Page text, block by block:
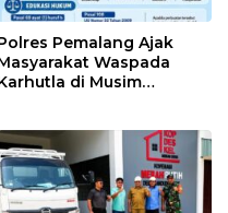
Pemalang Ajak
Waspada
di Musim